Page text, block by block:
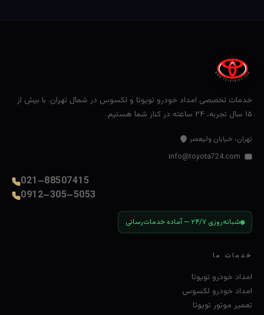
خدمات تخصصی امداد خودرو تویوتا و لکسوس در شمال تهران. با بیش از
۱۵ سال تجربه، ۲۴ ساعته در کنار شما هستیم.
تهران، خیابان ولیعصر
021–88507415
0912–305–5053
شبانه‌روزی ۲۴/۷ — آماده خدمات‌رسانی
خدمات ما
امداد خودرو تویوتا
امداد خودرو لکسوس
تعمیر موتور تویوتا